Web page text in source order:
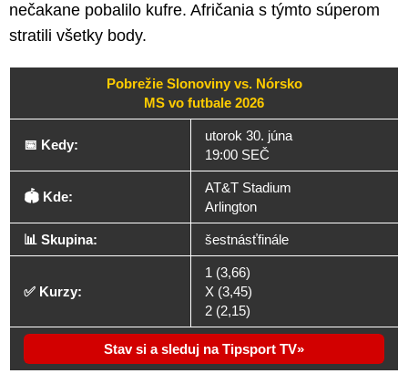
nečakane pobalilo kufre. Afričania s týmto súperom
stratili všetky body.
Pobrežie Slonoviny vs. Nórsko
MS vo futbale 2026
📅 Kedy:
utorok 30. júna
19:00 SEČ
🏟️ Kde:
AT&T Stadium
Arlington
📊 Skupina: šestnásťfinále
✅ Kurzy:
1 (3,66)
X (3,45)
2 (2,15)
Stav si a sleduj na Tipsport TV